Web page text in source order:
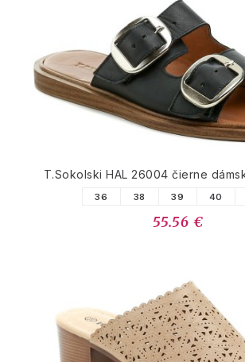
T.Sokolski HAL 26004 čierne
36 38 39 40
55.56 €